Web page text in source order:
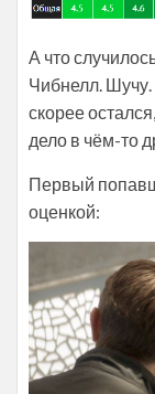
А что
Чибнелл.
скорее
дело в чём-то
Первый
оценкой: